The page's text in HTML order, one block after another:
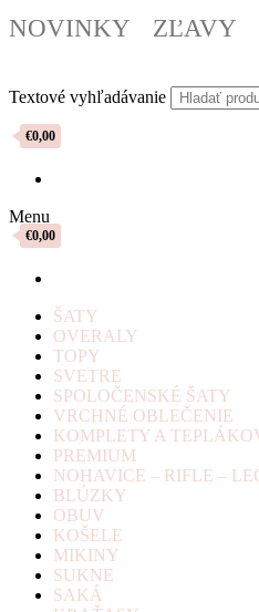
NOVINKY ZĽAVY
Textové vyhľadávanie
€0,00
Menu
€0,00
ŠATY
OVERALY
TOPY
SVETRE
SPOLOČENSKÉ ŠATY
VRCHNÉ OBLEČENIE
KOMPLETY A
PREMIUM
NOHAVICE – RIFLE –
BLÚZKY
OBUV
KOŠELE
MIKINY
SUKNE
SAKÁ